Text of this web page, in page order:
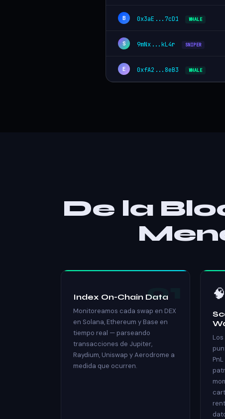
B 0x3aE...7cD1 WHALE
S 9mNx...kL4r SNIPER
E 0xfA2...8eB3 WHALE
De la
01
Index On-Chain Data
Monitoreamos cada swap en DEX
en Solana, Ethereum y Base en
tiempo real — parseando
transacciones de Jupiter,
Raydium, Uniswap y Aerodrome a
medida que ocurren.
🧠